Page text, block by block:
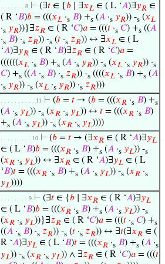
. . . . . . . 8 ⊢ (∃𝑡 ∈ {𝑏 ∣ ∃𝑥𝐿 ∈ ( L ‘𝐴)∃𝑦𝑅 ∈
( R ‘𝐵)𝑏 = (((𝑥𝐿 ·s 𝐵) +s (𝐴 ·s 𝑦𝑅)) -s (𝑥𝐿
·s 𝑦𝑅))}∃𝑧𝑅 ∈ ( R ‘𝐶)𝑎 = (((𝑡 ·s 𝐶) +s ((𝐴
·s 𝐵) ·s 𝑧𝑅)) -s (𝑡 ·s 𝑧𝑅)) ↔ ∃𝑥𝐿 ∈ ( L
‘𝐴)∃𝑦𝑅 ∈ ( R ‘𝐵)∃𝑧𝑅 ∈ ( R ‘𝐶)𝑎 =
((((((𝑥𝐿 ·s 𝐵) +s (𝐴 ·s 𝑦𝑅)) -s (𝑥𝐿 ·s 𝑦𝑅)) ·s
𝐶) +s ((𝐴 ·s 𝐵) ·s 𝑧𝑅)) -s ((((𝑥𝐿 ·s 𝐵) +s (𝐴
·s 𝑦𝑅)) -s (𝑥𝐿 ·s 𝑦𝑅)) ·s 𝑧𝑅)))
. . . . . . . . . . 11 ⊢ (𝑏 = 𝑡 → (𝑏 = (((𝑥𝑅 ·s 𝐵) +s
(𝐴 ·s 𝑦𝐿)) -s (𝑥𝑅 ·s 𝑦𝐿)) ↔ 𝑡 = (((𝑥𝑅 ·s 𝐵)
+s (𝐴 ·s 𝑦𝐿)) -s (𝑥𝑅 ·s 𝑦𝐿))))
. . . . . . . . . 10 ⊢ (𝑏 = 𝑡 → (∃𝑥𝑅 ∈ ( R ‘𝐴)∃𝑦𝐿
∈ ( L ‘𝐵)𝑏 = (((𝑥𝑅 ·s 𝐵) +s (𝐴 ·s 𝑦𝐿)) -s
(𝑥𝑅 ·s 𝑦𝐿)) ↔ ∃𝑥𝑅 ∈ ( R ‘𝐴)∃𝑦𝐿 ∈ ( L
‘𝐵)𝑡 = (((𝑥𝑅 ·s 𝐵) +s (𝐴 ·s 𝑦𝐿)) -s (𝑥𝑅 ·s
𝑦𝐿))))
. . . . . . . . 9 ⊢ (∃𝑡 ∈ {𝑏 ∣ ∃𝑥𝑅 ∈ ( R ‘𝐴)∃𝑦𝐿
∈ ( L ‘𝐵)𝑏 = (((𝑥𝑅 ·s 𝐵) +s (𝐴 ·s 𝑦𝐿)) -s
(𝑥𝑅 ·s 𝑦𝐿))}∃𝑧𝑅 ∈ ( R ‘𝐶)𝑎 = (((𝑡 ·s 𝐶) +s
((𝐴 ·s 𝐵) ·s 𝑧𝑅)) -s (𝑡 ·s 𝑧𝑅)) ↔ ∃𝑡(∃𝑥𝑅 ∈ (
R ‘𝐴)∃𝑦𝐿 ∈ ( L ‘𝐵)𝑡 = (((𝑥𝑅 ·s 𝐵) +s (𝐴 ·s
𝑦𝐿)) -s (𝑥𝑅 ·s 𝑦𝐿)) ∧ ∃𝑧𝑅 ∈ ( R ‘𝐶)𝑎 = (((𝑡